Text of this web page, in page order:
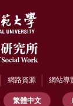
網路資源 網站導
繁體中文